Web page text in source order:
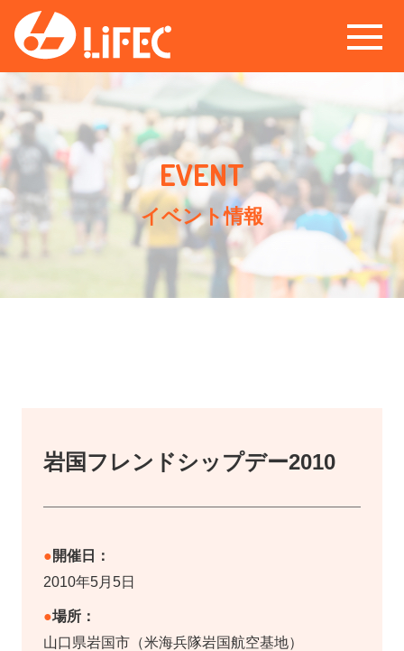
イベント情報
岩国フレンドシップデー2010
開催日：
2010年5月5日
場所：
山口県岩国市（米海兵隊岩国航空基地）